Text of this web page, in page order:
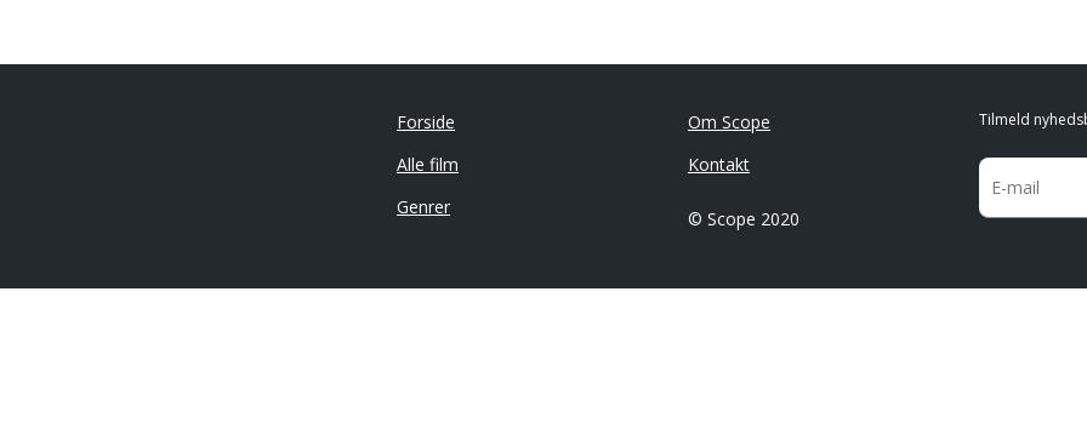
Forside
Alle film
Genrer
Om Scope
Kontakt
© Scope 2020
Tilmeld